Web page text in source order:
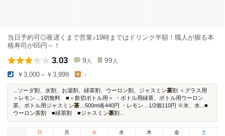
当日予約可◎夜遅くまで営業♪19時まではドリンク半額！職人が握る本
格寿司が65円～！
3.03 9 人 99 人
￥3,000～￥3,999 -
...ソーダ割、水割、お湯割、緑茶割、ウーロン割、ジャスミン茶割 ＜グラス用
＞レモン…1切無料 ■＜飲切ボトル用＞ ・ボトル用緑茶、ボトル用ウーロン
茶、ボトル用ジャスミン茶 …500ml各440円 ・レモン…1/2個110円 ※氷、水...■
ウーロン茶割 ■緑茶割 ■ジャスミン茶割...
日
月 火 水 木 金 土